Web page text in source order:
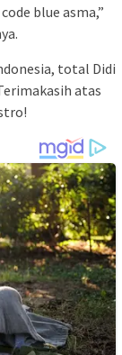
blue asma,”
total Didi
atas